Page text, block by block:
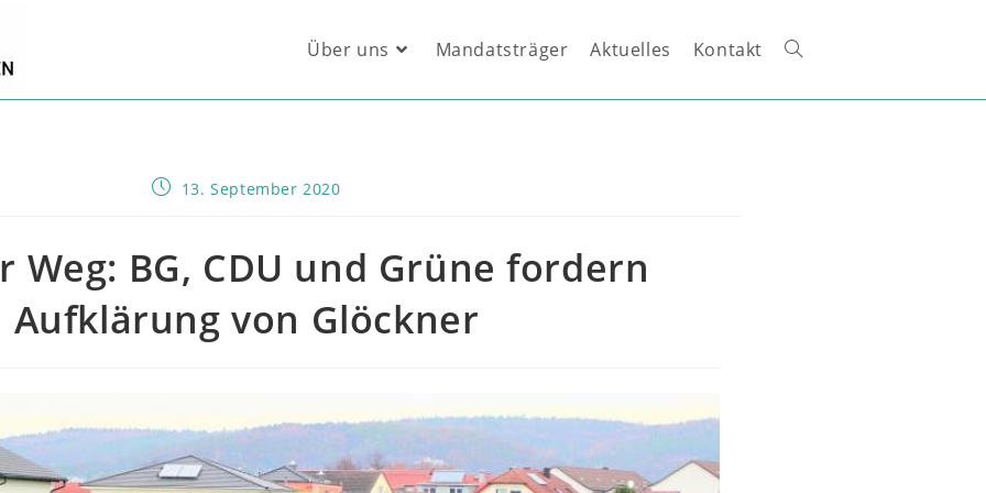
Über uns Mandatsträger Aktuelles Kontakt Website-
Beitrag13. September 2020
Weg: BG, CDU und Grüne fordern
Aufklärung von Glöckner